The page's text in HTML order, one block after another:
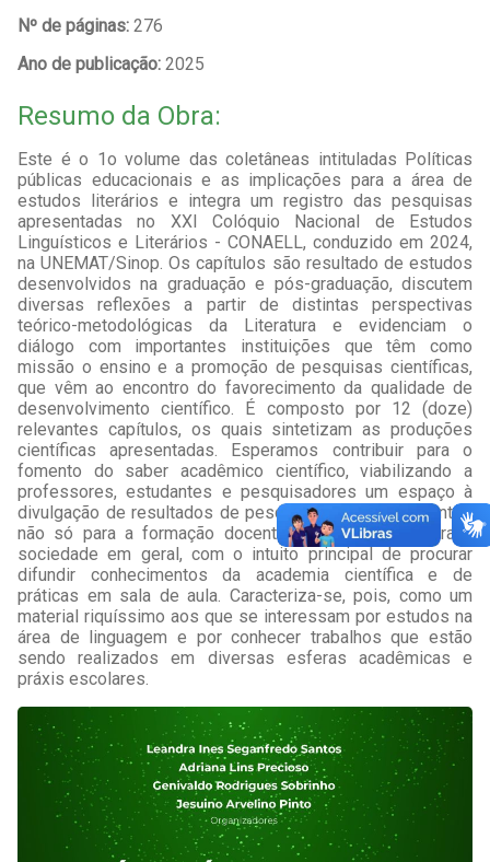
Nº de páginas: 276
Ano de publicação: 2025
Resumo da Obra:
Este é o 1o volume das coletâneas intituladas Políticas
públicas educacionais e as implicações para a área de
estudos literários e integra um registro das pesquisas
apresentadas no XXI Colóquio Nacional de Estudos
Linguísticos e Literários - CONAELL, conduzido em 2024,
na UNEMAT/Sinop. Os capítulos são resultado de estudos
desenvolvidos na graduação e pós-graduação, discutem
diversas reflexões a partir de distintas perspectivas
teórico-metodológicas da Literatura e evidenciam o
diálogo com importantes instituições que têm como
missão o ensino e a promoção de pesquisas científicas,
que vêm ao encontro do favorecimento da qualidade de
desenvolvimento científico. É composto por 12 (doze)
relevantes capítulos, os quais sintetizam as produções
científicas apresentadas. Esperamos contribuir para o
fomento do saber acadêmico científico, viabilizando a
professores, estudantes e pesquisadores um espaço à
divulgação de resultados de pesquisa e práxis relevantes
não só para a formação docente, como também para a
sociedade em geral, com o intuito principal de procurar
difundir conhecimentos da academia científica e de
práticas em sala de aula. Caracteriza-se, pois, como um
material riquíssimo aos que se interessam por estudos na
área de linguagem e por conhecer trabalhos que estão
sendo realizados em diversas esferas acadêmicas e
práxis escolares.